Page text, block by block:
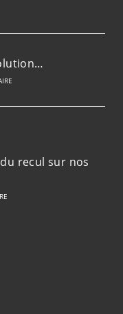
recul sur nos